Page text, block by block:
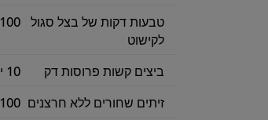
טבעות דקות של בצל סגול
לקישוט
100 גרם
ביצים קשות פרוסות דק
10 יח'
זיתים שחורים ללא חרצנים 100 גרם